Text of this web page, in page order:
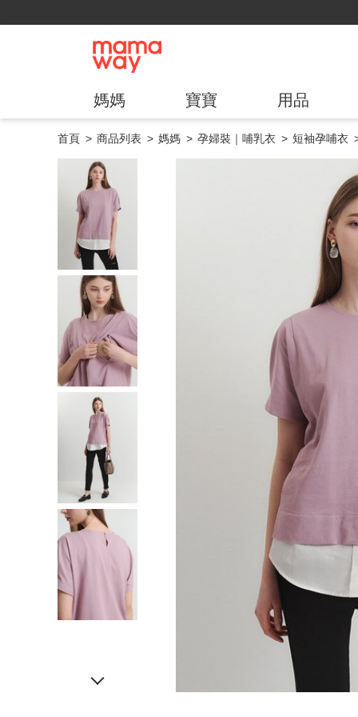
媽媽 寶寶 用品
首頁 商品列表 媽媽 孕婦裝｜哺乳衣 短袖孕哺衣